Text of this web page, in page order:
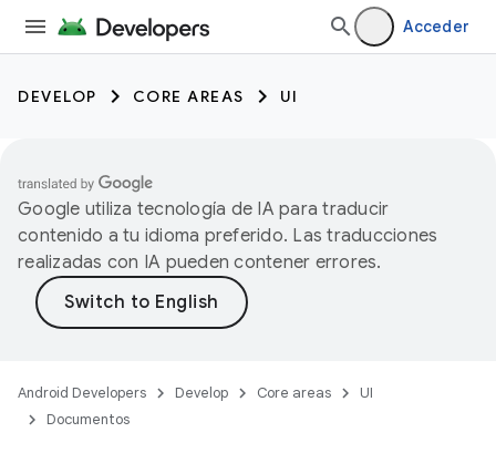
Acceder
DEVELOP CORE AREAS UI
Google utiliza tecnología de IA para traducir
contenido a tu idioma preferido. Las traducciones
realizadas con IA pueden contener errores.
Android Developers Develop Core areas
UI
Documentos